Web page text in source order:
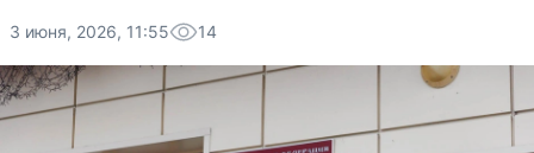
3 июня, 2026, 11:55 14